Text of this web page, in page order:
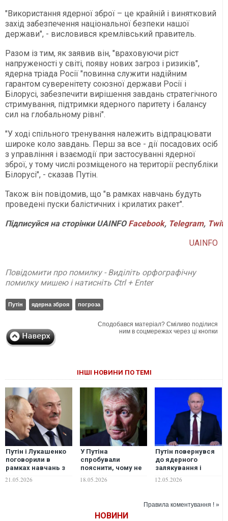
"Використання ядерної зброї – це крайній і винятковий
захід забезпечення національної безпеки нашої
держави", - висловився кремлівський правитель.
Разом із тим, як заявив він, "враховуючи ріст
напруженості у світі, появу нових загроз і ризиків",
ядерна тріада Росії "повинна служити надійним
гарантом суверенітету союзної держави Росії і
Білорусі, забезпечити вирішення завдань стратегічного
стримування, підтримки ядерного паритету і балансу
сил на глобальному рівні".
"У ході спільного тренування належить відпрацювати
широке коло завдань. Перш за все - дії посадових осіб
з управління і взаємодії при застосуванні ядерної
зброї, у тому числі розміщеного на території республіки
Білорусі", - сказав Путін.
Також він повідомив, що "в рамках навчань будуть
проведені пуски балістичних і крилатих ракет".
ПідписуйсянасторінкиUAINFO Facebook, Telegram,
UAINFO
Повідомити про помилку - Виділіть орфографічну
помилку мишею і натисніть Ctrl + Enter
Путін ядерна зброя погроза
Сподобався матеріал? Сміливо поділися
ним в соцмережах через ці кнопки
ІНШІ НОВИНИ ПО ТЕМІ
Путін і Лукашенко
поговорили в
рамках навчань з
застосування
21.05.2026
У Путіна
спробували
пояснити, чому не
"ядерку" за удари
18.05.2026
Путін повернувся
до ядерного
залякування і
"Орешник"
12.05.2026
Правила коментування ! »
НОВИНИ